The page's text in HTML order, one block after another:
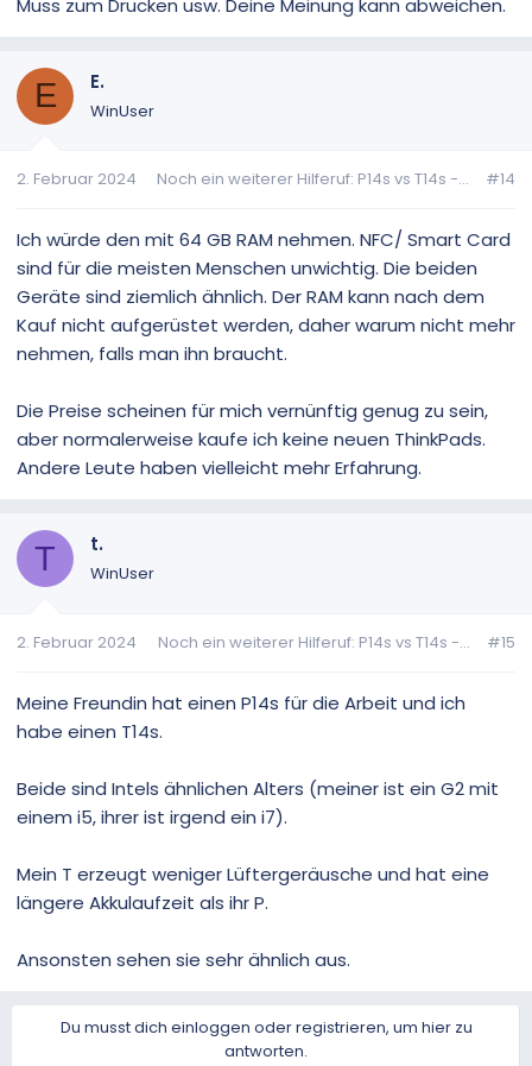
Muss zum Drucken usw. Deine Meinung kann abweichen.
E E.
WinUser
2. Februar 2024 Noch ein weiterer Hilferuf: P14s vs T14s -... #14
Ich würde den mit 64 GB RAM nehmen. NFC/ Smart Card
sind für die meisten Menschen unwichtig. Die beiden
Geräte sind ziemlich ähnlich. Der RAM kann nach dem
Kauf nicht aufgerüstet werden, daher warum nicht mehr
nehmen, falls man ihn braucht.
Die Preise scheinen für mich vernünftig genug zu sein,
aber normalerweise kaufe ich keine neuen ThinkPads.
Andere Leute haben vielleicht mehr Erfahrung.
T t.
WinUser
2. Februar 2024 Noch ein weiterer Hilferuf: P14s vs T14s -... #15
Meine Freundin hat einen P14s für die Arbeit und ich
habe einen T14s.
Beide sind Intels ähnlichen Alters (meiner ist ein G2 mit
einem i5, ihrer ist irgend ein i7).
Mein T erzeugt weniger Lüftergeräusche und hat eine
längere Akkulaufzeit als ihr P.
Ansonsten sehen sie sehr ähnlich aus.
Du musst dich einloggen oder registrieren, um hier zu
antworten.